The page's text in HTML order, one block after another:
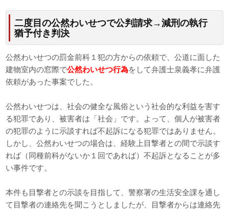
二度目の公然わいせつで公判請求→減刑の執行
猶予付き判決
公然わいせつの罰金前科１犯の方からの依頼で、公道に面した
建物室内の窓際で公然わいせつ行為をして弁護士泉義孝に弁護
依頼があった事案でした。
公然わいせつは、社会の健全な風俗という社会的な利益を害す
る犯罪であり、被害者は「社会」です。よって、個人が被害者
の犯罪のように示談すれば不起訴になる犯罪ではありません。
しかし、公然わいせつの場合は、経験上目撃者との間で示談す
れば（同種前科がないか１回であれば）不起訴となることが多
い事件です。
本件も目撃者との示談を目指して、警察署の生活安全課を通し
て目撃者の連絡先を聞こうとしましたが、目撃者からは連絡先